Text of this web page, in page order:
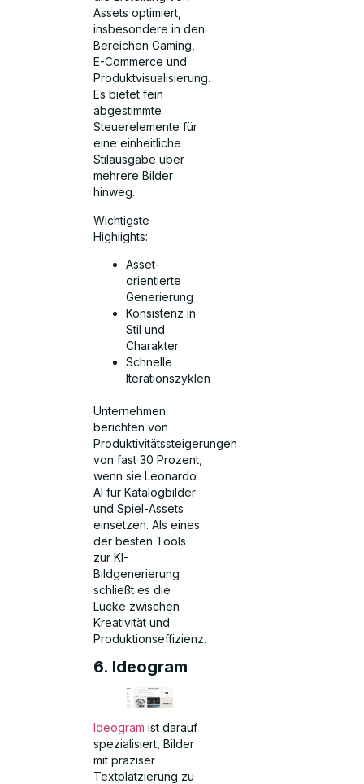
Assets optimiert,
insbesondere in den
Bereichen Gaming,
E-Commerce und
Produktvisualisierung.
Es bietet fein
abgestimmte
Steuerelemente für
eine einheitliche
Stilausgabe über
mehrere Bilder
hinweg.
Wichtigste
Highlights:
Asset-
orientierte
Generierung
Konsistenz in
Stil und
Charakter
Schnelle
Iterationszyklen
Unternehmen
berichten von
Produktivitätssteigerungen
von fast 30 Prozent,
wenn sie Leonardo
AI für Katalogbilder
und Spiel-Assets
einsetzen. Als eines
der besten Tools
zur KI-
Bildgenerierung
schließt es die
Lücke zwischen
Kreativität und
Produktionseffizienz.
6. Ideogram
Ideogram ist darauf
spezialisiert, Bilder
mit präziser
Textplatzierung zu